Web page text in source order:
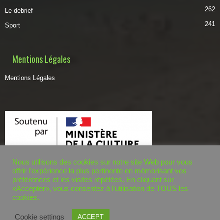
Le debrief 262
Sport 241
Mentions Légales
Mentions Légales
© dzairworld.com 2020. - Tous droits réservés. Développé par
Nous utilisons des cookies sur notre site Web pour vous
offrir l'expérience la plus pertinente en mémorisant vos
préférences et les visites répétées. En cliquant sur
«Accepter», vous consentez à l'utilisation de TOUS les
cookies.
Cookie settings ACCEPT